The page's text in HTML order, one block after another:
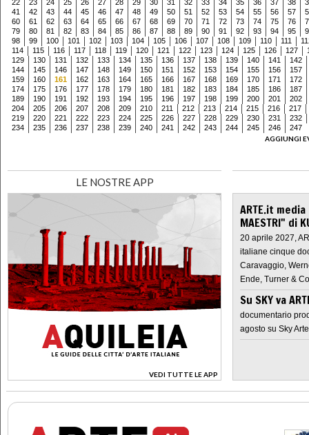
22 23 24 25 26 27 28 29 30 31 32 33 34 35 36 37 38
41
42 43 44 45 46 47 48 49 50 51 52 53 54 55 56 57
60
61 62 63 64 65 66 67 68 69 70 71 72 73 74 75 76
79
80 81 82 83 84 85 86 87 88 89 90 91 92 93 94 95
98
99 100 101 102 103 104 105 106 107 108 109 110 111
114
115 116 117 118 119 120 121 122 123 124 125 126 127
129
130 131 132 133 134 135 136 137 138 139 140 141
142
144
145 146 147 148 149 150 151 152 153 154 155 156
157
159
160 161 162 163 164 165 166 167 168 169 170 171
172
174
175 176 177 178 179 180 181 182 183 184 185 186
187
189
190 191 192 193 194 195 196 197 198 199 200 201
202
204
205 206 207 208 209 210 211 212 213 214 215 216
217
219
220 221 222 223 224 225 226 227 228 229 230 231
232
234
235 236 237 238 239 240 241 242 243 244 245 246
247
AGGIUNGI
LE NOSTRE APP
VEDI TUTTE LE APP
>
ARTE.it
MAESTRI" di
20 aprile 2027,
italiane cinque
Caravaggio,
Ende, Turner &
Su SKY va
documentario
agosto su Sky Arte